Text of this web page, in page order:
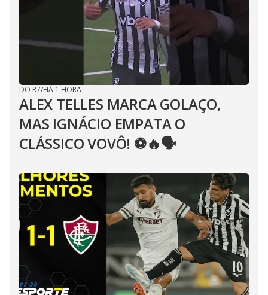
DO R7/HÁ 1 HORA
ALEX TELLES MARCA GOLAÇO,
MAS IGNÁCIO EMPATA O
CLÁSSICO VOVÔ! ⚽️🔥🗣